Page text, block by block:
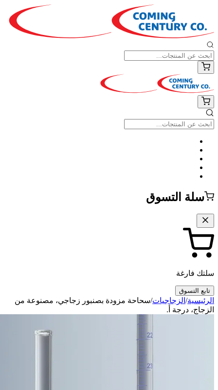
سلة التسوق
سلتك فارغة
تابع التسوق
الرئيسية/الزجاجيات/سحاحة مزودة بصنبور زجاجي، مصنوعة من
الزجاج، درجة أ.